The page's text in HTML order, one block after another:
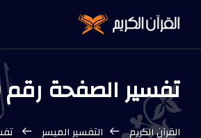
تفسير الصفحة رقم 109
القرآن الكريم التفسير الميسر